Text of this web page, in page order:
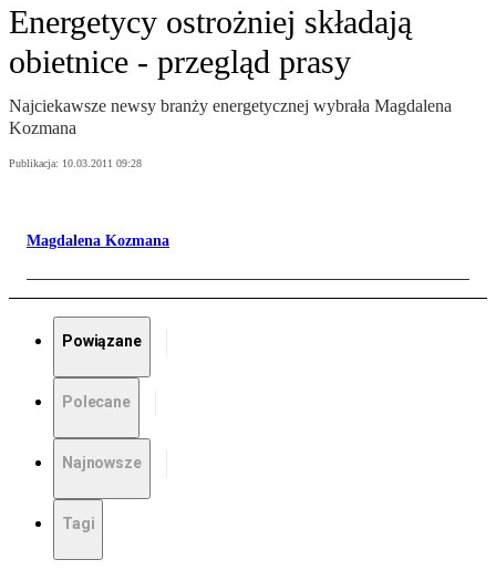
Energetycy ostrożniej składają
obietnice - przegląd prasy
Najciekawsze newsy branży energetycznej wybrała Magdalena
Kozmana
Publikacja: 10.03.2011 09:28
Magdalena Kozmana
Powiązane
Polecane
Najnowsze
Tagi